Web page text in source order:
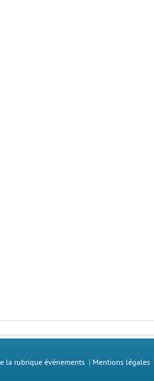
la rubrique événements | Mentions légales